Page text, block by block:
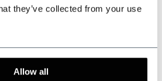
they’ve collected from your use
Allow all
us a 9.3 atWebwinkel-keurmerk